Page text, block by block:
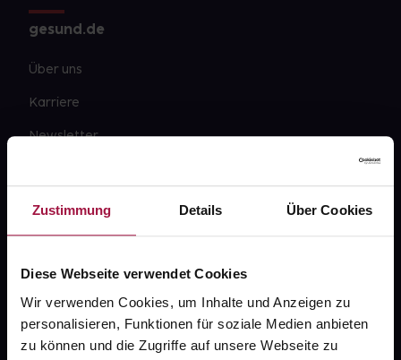
Zustimmung Details Über Cookies
Diese Webseite verwendet Cookies
Wir verwenden Cookies, um Inhalte und Anzeigen zu
personalisieren, Funktionen für soziale Medien anbieten
zu können und die Zugriffe auf unsere Webseite zu
gesund.de
Über uns
Karriere
Newsletter
PAYBACK
gesund-versorger.de
Sanitätshäuser
Datenschutz